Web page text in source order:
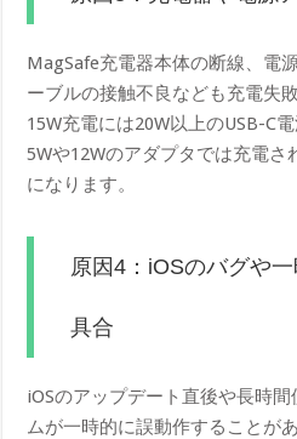
MagSafe充電器本体の断線、電
ーブルの接触不良なども充電失
15W充電には20W以上のUSB-C
5Wや12Wのアダプタでは充電
になります。
原因4：iOSのバグや
具合
iOSのアップデート直後や長時
ムが一時的に誤動作することが